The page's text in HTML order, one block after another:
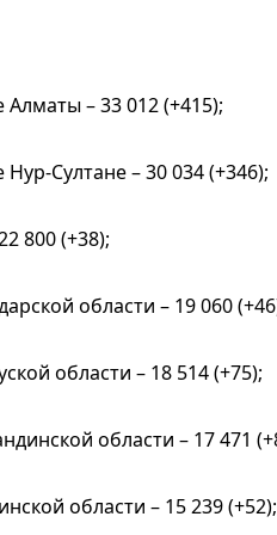
Алматы – 33 012 (+415);
Нур-Султане – 30 034 (+346);
800 (+38);
области – 19 060
области – 18 514 (+75);
области – 17 471
области – 15 239 (+52);